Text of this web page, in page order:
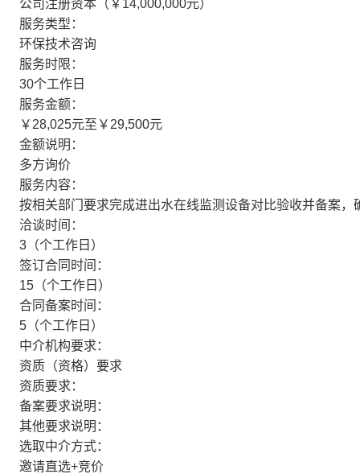
公司注册资本（￥14,000,000元）
服务类型：
环保技术咨询
服务时限：
30个工作日
服务金额：
￥28,025元至￥29,500元
金额说明：
多方询价
服务内容：
按相关部门要求完成进出水在线监测设备对比验收并备案，
洽谈时间：
3（个工作日）
签订合同时间：
15（个工作日）
合同备案时间：
5（个工作日）
中介机构要求：
资质（资格）要求
资质要求：
备案要求说明：
其他要求说明：
选取中介方式：
邀请直选+竞价